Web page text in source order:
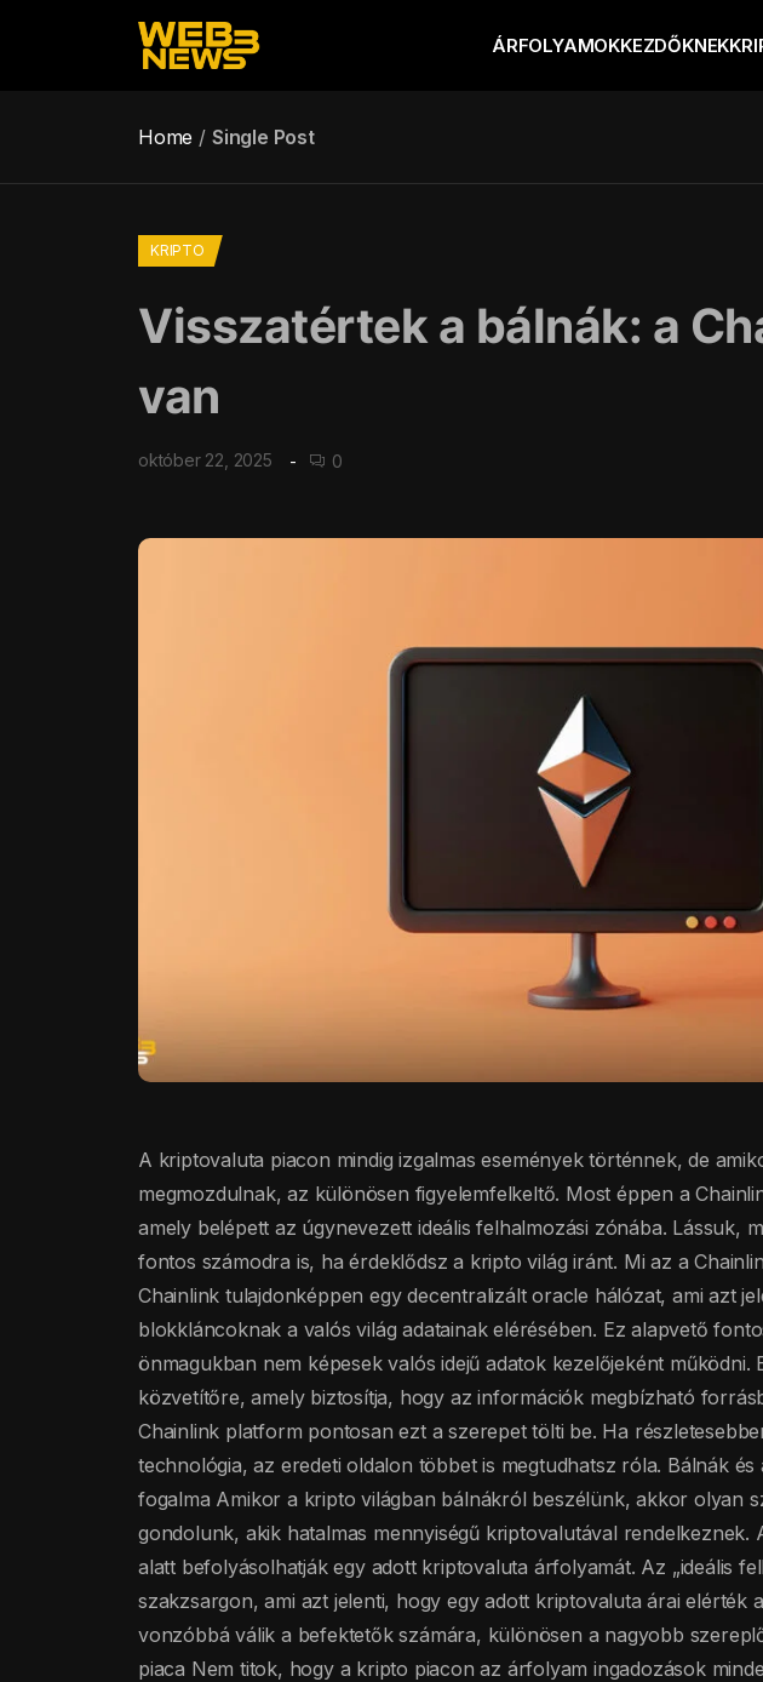
ÁRFOLYAMOKKEZDŐKNEK
Home Single Post
KRIPTO
Visszatértek a bálnák: a
van
október 22, 2025 0
A kriptovaluta piacon mindig izgalmas események történnek, de
megmozdulnak, az különösen figyelemfelkeltő. Most éppen a
amely belépett az úgynevezett ideális felhalmozási zónába. Lássuk,
fontos számodra is, ha érdeklődsz a kripto világ iránt. Mi az a
Chainlink tulajdonképpen egy decentralizált oracle hálózat, ami azt
blokkláncoknak a valós világ adatainak elérésében. Ez alapvető
önmagukban nem képesek valós idejű adatok kezelőjeként működni.
közvetítőre, amely biztosítja, hogy az információk megbízható
Chainlink platform pontosan ezt a szerepet tölti be. Ha
technológia, az eredeti oldalon többet is megtudhatsz róla. Bálnák és
fogalma Amikor a kripto világban bálnákról beszélünk, akkor olyan
gondolunk, akik hatalmas mennyiségű kriptovalutával rendelkeznek.
alatt befolyásolhatják egy adott kriptovaluta árfolyamát. Az „ideális
szakzsargon, ami azt jelenti, hogy egy adott kriptovaluta árai elérték
vonzóbbá válik a befektetők számára, különösen a nagyobb
piaca Nem titok, hogy a kripto piacon az árfolyam ingadozások